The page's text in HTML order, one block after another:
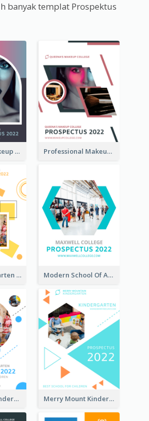
banyak templat Prospektus
Neon Light Makeup School Prospectus Professional Makeup School Prospectus
Funky Kindergarten Prospectus Modern School Of Art Prospectus
Professional Kindergarten Prospectus Merry Mount Kindergarten Prospectus